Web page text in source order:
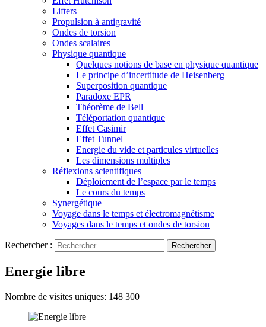
Lifters
Propulsion à antigravité
Ondes de torsion
Ondes scalaires
Physique quantique
Quelques notions de base en physique quantique
Le principe d’incertitude de Heisenberg
Superposition quantique
Paradoxe EPR
Théorème de Bell
Téléportation quantique
Effet Casimir
Effet Tunnel
Energie du vide et particules virtuelles
Les dimensions multiples
Réflexions scientifiques
Déploiement de l’espace par le temps
Le cours du temps
Synergétique
Voyage dans le temps et électromagnétisme
Voyages dans le temps et ondes de torsion
Rechercher :
Energie libre
Nombre de visites uniques: 148 300